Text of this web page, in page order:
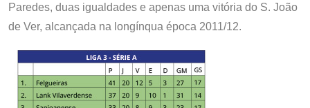
Paredes, duas igualdades e apenas uma vitória do S. João
de Ver, alcançada na longínqua época 2011/12.